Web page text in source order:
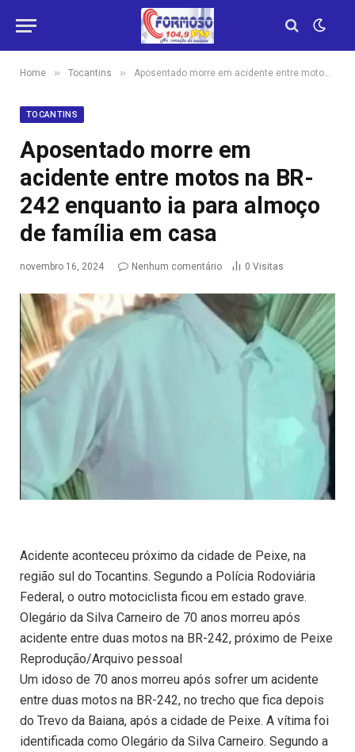
Home » Tocantins » Aposentado morre em acidente entre motos na BR-242 enquanto ia para almoço de família em casa
TOCANTINS
Aposentado morre em
acidente entre motos na BR-
242 enquanto ia para almoço
de família em casa
novembro 16, 2024 Nenhum comentário 0 Visitas
Acidente aconteceu próximo da cidade de Peixe, na
região sul do Tocantins. Segundo a Polícia Rodoviária
Federal, o outro motociclista ficou em estado grave.
Olegário da Silva Carneiro de 70 anos morreu após
acidente entre duas motos na BR-242, próximo de Peixe
Reprodução/Arquivo pessoal
Um idoso de 70 anos morreu após sofrer um acidente
entre duas motos na BR-242, no trecho que fica depois
do Trevo da Baiana, após a cidade de Peixe. A vítima foi
identificada como Olegário da Silva Carneiro. Segundo a